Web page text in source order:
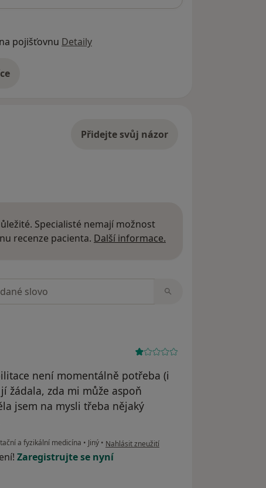
pojišťovnu Detaily
o adrese
Přidejte svůj názor
Specialisté nemají možnost
recenze pacienta. Další informace.
není momentálně potřeba (i
žádala, zda mi může aspoň
jsem na mysli třeba nějaký
a fyzikální medicína • Jiný • podle názoru uživatele IP
Nahlásit zneužití
Zaregistrujte se nyní